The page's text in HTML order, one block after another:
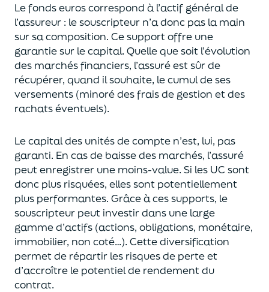
Le fonds euros correspond à l’actif général de
l’assureur : le souscripteur n’a donc pas la main
sur sa composition. Ce support offre une
garantie sur le capital. Quelle que soit l’évolution
des marchés financiers, l’assuré est sûr de
récupérer, quand il souhaite, le cumul de ses
versements (minoré des frais de gestion et des
rachats éventuels).
Le capital des unités de compte n’est, lui, pas
garanti. En casde baisse des marchés, l’assuré
peut enregistrer une moins-value. Si les UC sont
donc plus risquées, elles sont potentiellement
plus performantes. Grâce à ces supports, le
souscripteur peut investir dans une large
gamme d’actifs (actions, obligations, monétaire,
immobilier, non coté…). Cette diversification
permet de répartir les risques de perte et
d’accroître le potentielde rendement du
contrat.